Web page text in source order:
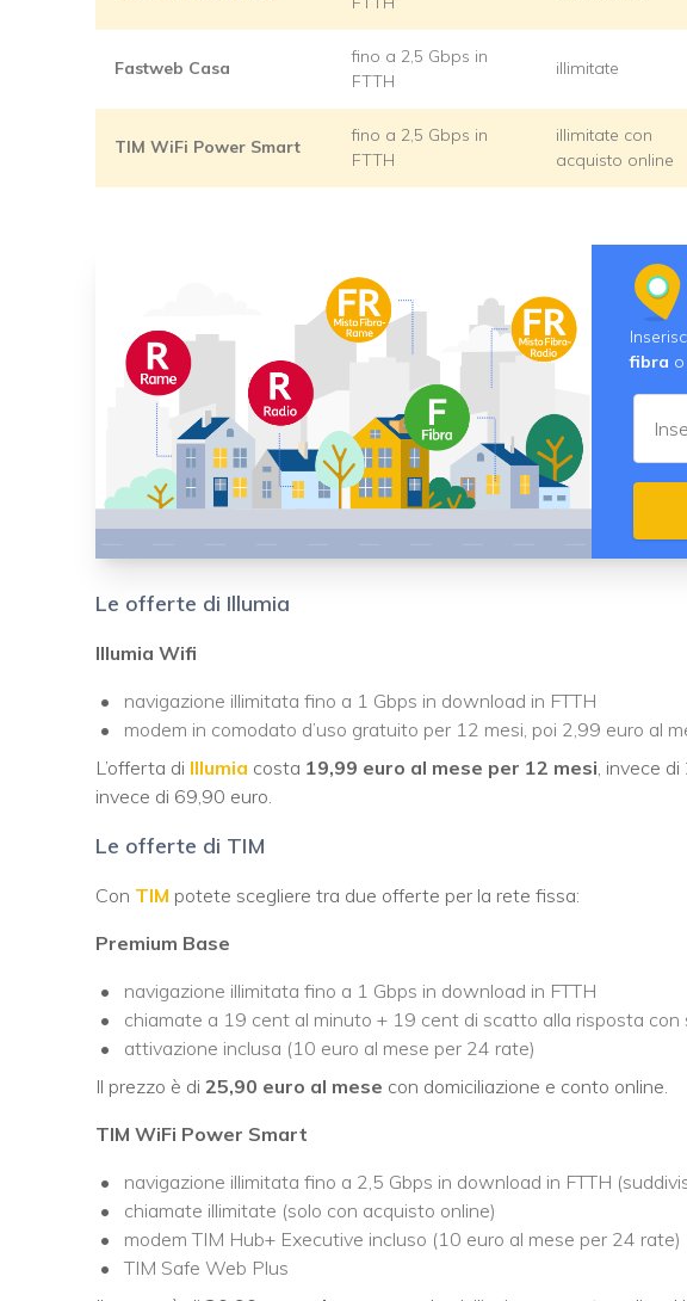
Fastweb Casa
fino a 2,5 Gbps in
FTTH
illimitate
TIM WiFi Power Smart
fino a 2,5 Gbps in
FTTH
illimitate con
acquisto online
fibra o
Le offerte di Illumia
Illumia Wifi
navigazione illimitata fino a 1 Gbps in download in FTTH
modem in comodato d’uso gratuito per 12 mesi, poi 2,99 euro al
L’offerta di Illumia costa 19,99 euro al mese per 12 mesi, invece
invece di 69,90 euro.
Le offerte di TIM
Con TIM potete scegliere tra due offerte per la rete fissa:
Premium Base
navigazione illimitata fino a 1 Gbps in download in FTTH
chiamate a 19 cent al minuto + 19 cent di scatto alla risposta
attivazione inclusa (10 euro al mese per 24 rate)
Il prezzo è di 25,90 euro al mese con domiciliazione e conto online.
TIM WiFi Power Smart
navigazione illimitata fino a 2,5 Gbps in download in FTTH
chiamate illimitate (solo con acquisto online)
modem TIM Hub+ Executive incluso (10 euro al mese per 24 rate)
TIM Safe Web Plus